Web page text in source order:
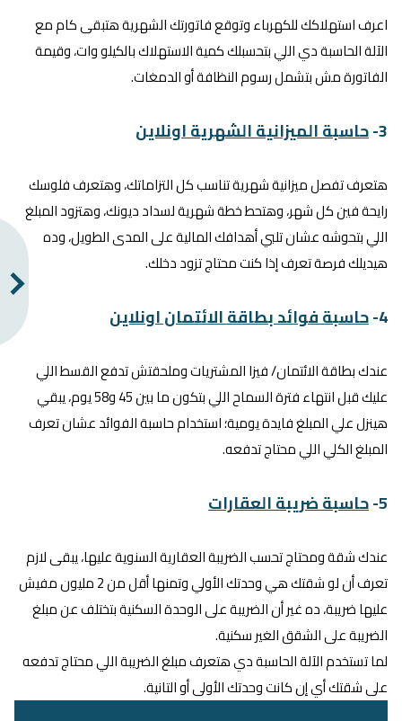
اعرف استهلاكك للكهرباء وتوقع فاتورتك الشهرية هتبقى كام مع
الآلة الحاسبة دي اللي بتحسبلك كمية الاستهلاك بالكيلو وات، وقيمة
الفاتورة مش بتشمل رسوم النظافة أو الدمغات.
3- حاسبة الميزانية الشهرية اونلاين
هتعرف تفصل ميزانية شهرية تناسب كل التزاماتك، وهتعرف فلوسك
رايحة فين كل شهر، وهتحط خطة شهرية لسداد ديونك، وهتزود المبلغ
اللي بتحوشه عشان تلبي أهدافك المالية على المدى الطويل، وده
هيديلك فرصة تعرف إذا كنت محتاج تزود دخلك.
4- حاسبة فوائد بطاقة الائتمان اونلاين
عندك بطاقة الائتمان/ فيزا المشتريات وملحقتش تدفع القسط اللي
عليك قبل انتهاء فترة السماح اللي بتكون ما بين 45 و58 يوم، يبقي
هينزل علي المبلغ فايدة يومية؛ استخدام حاسبة الفوائد عشان تعرف
المبلغ الكلي اللي محتاج تدفعه.
5- حاسبة ضريبة العقارات
عندك شقة ومحتاج تحسب الضريبة العقارية السنوية عليها، يبقى لازم
تعرف أن لو شقتك هي وحدتك الأولي وتمنها أقل من 2 مليون مفيش
عليها ضريبة، ده غير أن الضريبة على الوحدة السكنية بتختلف عن مبلغ
الضريبة على الشقق الغير سكنية.
لما تستخدم الآلة الحاسبة دي هتعرف مبلغ الضريبة اللي محتاج تدفعه
على شقتك أي إن كانت وحدتك الأولى أو التانية.